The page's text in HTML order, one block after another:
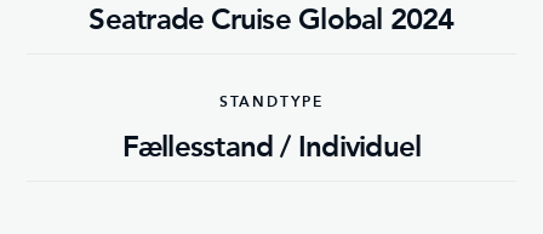
Seatrade Cruise Global 2024
STANDTYPE
Fællesstand / Individuel